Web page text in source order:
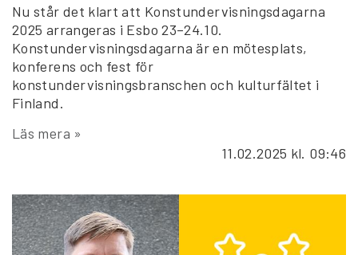
Nu står det klart att Konstundervisningsdagarna
2025 arrangeras i Esbo 23–24.10.
Konstundervisningsdagarna är en mötesplats,
konferens och fest för
konstundervisningsbranschen och kulturfältet i
Finland.
Läs mera »
11.02.2025 kl. 09:46